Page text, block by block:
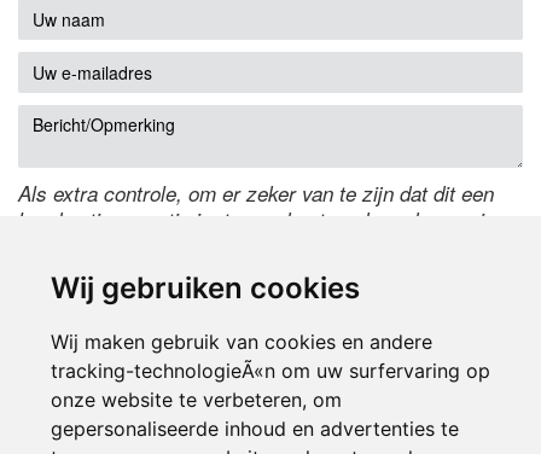
Wij gebruiken cookies
Wij maken gebruik van cookies en andere
tracking-technologieÃ«n om uw surfervaring op
onze website te verbeteren, om
gepersonaliseerde inhoud en advertenties te
Als extra controle, om er zeker van te zijn dat dit een
handmatige reactie is, typ onderstaande code over in
de code te wijzigen.